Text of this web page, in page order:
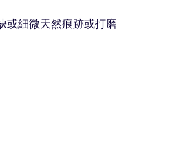
或細微天然痕跡或打磨